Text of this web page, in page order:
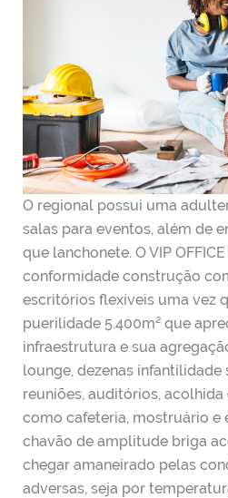
O regional possui uma
salas para eventos, além de
que lanchonete. O VIP
conformidade construção
escritórios flexíveis uma vez
puerilidade 5.400m² que
infraestrutura e sua
lounge, dezenas
reuniões, auditórios,
como cafeteria, mostruário e
chavão de amplitude briga
chegar amaneirado pelas
adversas, seja por